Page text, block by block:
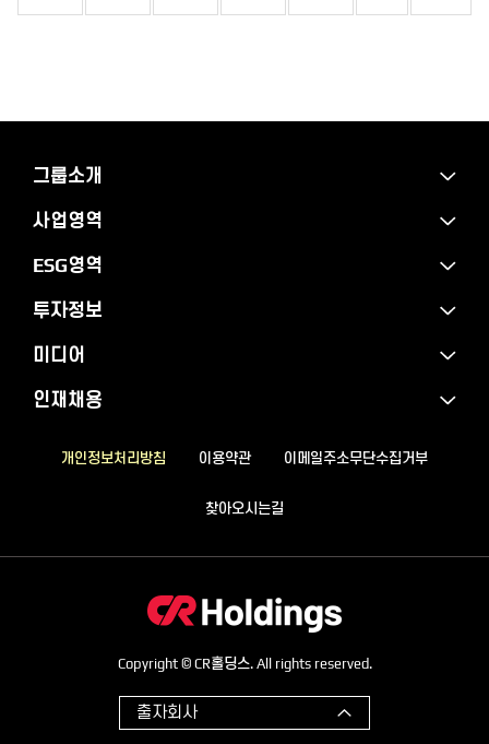
그룹소개
사업영역
ESG영역
투자정보
미디어
인재채용
개인정보처리방침 이용약관 이메일주소무단수집거부
찾아오시는길
Copyright © CR홀딩스. All rights reserved.
출자회사